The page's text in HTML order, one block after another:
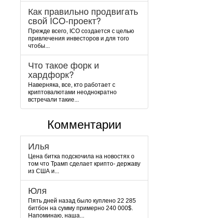
Как правильно продвигать
свой ICO-проект?
Прежде всего, ICO создается с целью
привлечения инвесторов и для того
чтобы...
Что такое форк и
хардфорк?
Наверняка, все, кто работает с
криптовалютами неоднократно
встречали такие...
Комментарии
Илья
Цена битка подскочила на новостях о
том что Трамп сделает крипто- державу
из США и...
Юля
Пять дней назад было куплено 22 285
битбон на сумму примерно 240 000$.
Напоминаю, наша...